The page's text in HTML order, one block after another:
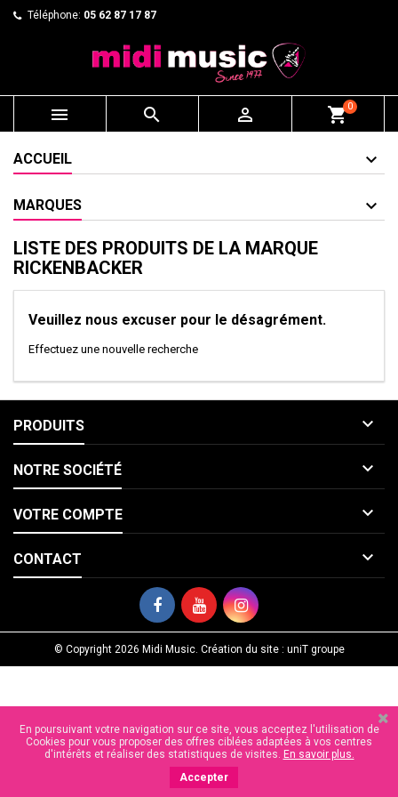
Téléphone: 05 62 87 17 87
   shopping_cart0
ACCUEIL
MARQUES
LISTE DES PRODUITS DE LA MARQUE
RICKENBACKER
Veuillez nous excuser pour le désagrément.
Effectuez une nouvelle recherche
PRODUITS 
NOTRE SOCIÉTÉ 
VOTRE COMPTE 
CONTACT 
© Copyright 2026 Midi Music. Création du site : uniT groupe
En poursuivant votre navigation sur ce site, vous acceptez l'utilisation de
Cookies pour vous proposer des offres ciblées adaptées à vos centres
d'intérêts et réaliser des statistiques de visites. En savoir plus.
Accepter